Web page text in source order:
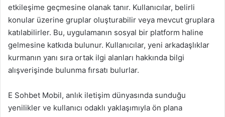
etkileşime geçmesine olanak tanır. Kullanıcılar, belirli
konular üzerine gruplar oluşturabilir veya mevcut gruplara
katılabilirler. Bu, uygulamanın sosyal bir platform haline
gelmesine katkıda bulunur. Kullanıcılar, yeni arkadaşlıklar
kurmanın yanı sıra ortak ilgi alanları hakkında bilgi
alışverişinde bulunma fırsatı bulurlar.
E Sohbet Mobil, anlık iletişim dünyasında sunduğu
yenilikler ve kullanıcı odaklı yaklaşımıyla ön plana